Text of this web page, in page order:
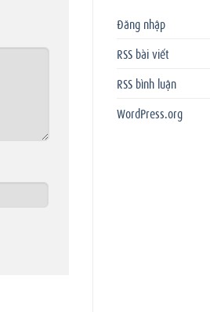
Đăng nhập
RSS bài viết
RSS bình luận
WordPress.org